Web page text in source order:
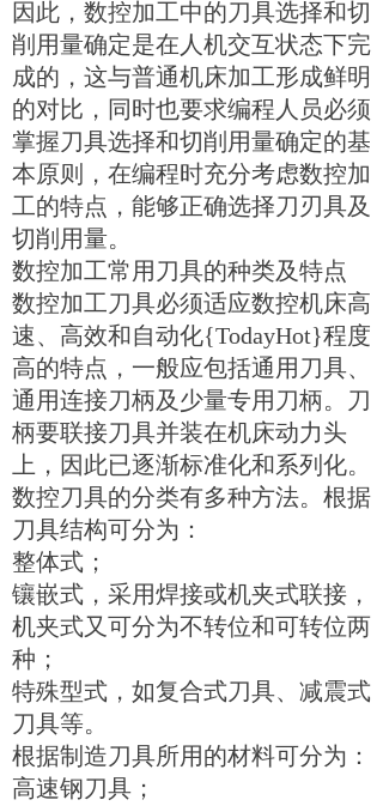
因此，数控加工中的刀具选择和切
削用量确定是在人机交互状态下完
成的，这与普通机床加工形成鲜明
的对比，同时也要求编程人员必须
掌握刀具选择和切削用量确定的基
本原则，在编程时充分考虑数控加
工的特点，能够正确选择刀刃具及
切削用量。
数控加工常用刀具的种类及特点
数控加工刀具必须适应数控机床高
速、高效和自动化{TodayHot}程度
高的特点，一般应包括通用刀具、
通用连接刀柄及少量专用刀柄。刀
柄要联接刀具并装在机床动力头
上，因此已逐渐标准化和系列化。
数控刀具的分类有多种方法。根据
刀具结构可分为：
整体式；
镶嵌式，采用焊接或机夹式联接，
机夹式又可分为不转位和可转位两
种；
特殊型式，如复合式刀具、减震式
刀具等。
根据制造刀具所用的材料可分为：
高速钢刀具；